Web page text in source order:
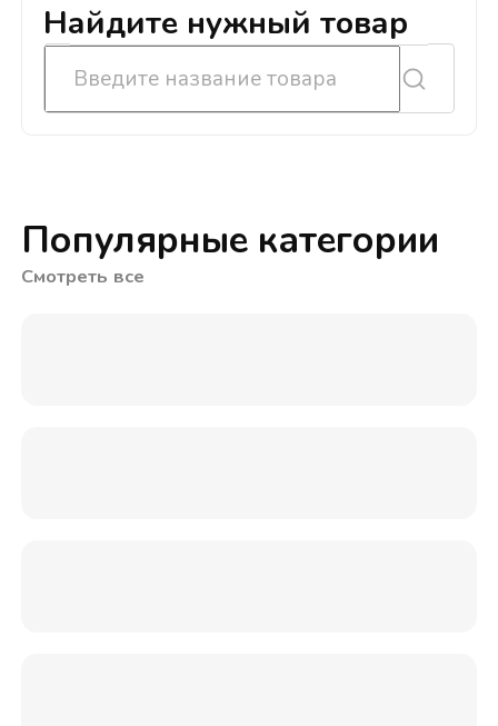
Найдите нужный товар
Популярные категории
Смотреть все